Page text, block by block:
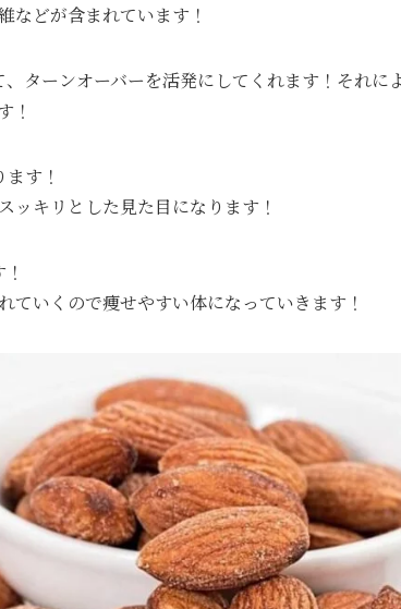
などが含まれています！
ターンオーバーを活発にしてくれます！それに
！
す！
ッキリとした見た目になります！
ていくので痩せやすい体になっていきます！